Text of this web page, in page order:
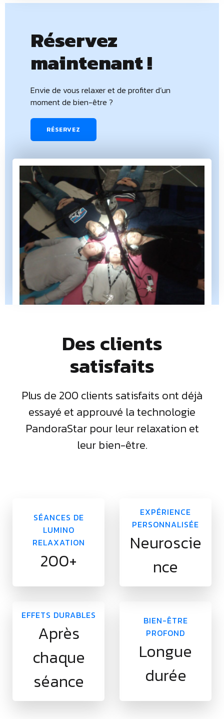
Réservez
maintenant !
Envie de vous relaxer et de profiter d’un
moment de bien-être ?
RÉSERVEZ
Des clients
satisfaits
Plus de 200 clients satisfaits ont déjà
essayé et approuvé la technologie
PandoraStar pour leur relaxation et
leur bien-être.
SÉANCES DE
LUMINO
RELAXATION
200+
EXPÉRIENCE
PERSONNALISÉE
Neuroscie
nce
EFFETS DURABLES
Après
chaque
séance
BIEN-ÊTRE
PROFOND
Longue
durée